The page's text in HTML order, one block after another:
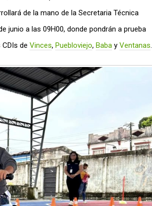
de la mano de la Secretaria Técnica
junio a las 09H00, donde pondrán a prueba
de Vinces, Puebloviejo, Baba y Ventanas.